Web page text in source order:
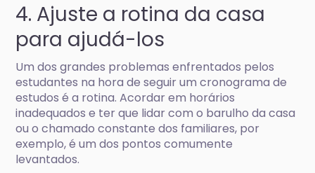
4. Ajuste a rotina da casa
para ajudá-los
Um dos grandes problemas enfrentados pelos
estudantes na hora de seguir um cronograma de
estudos é a rotina. Acordar em horários
inadequados e ter que lidar com o barulho da casa
ou o chamado constante dos familiares, por
exemplo, é um dos pontos comumente
levantados.